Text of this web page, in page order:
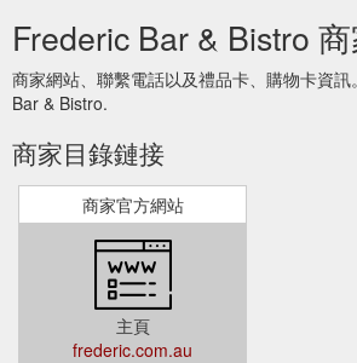
Frederic Bar & Bistro
商家網站、聯繫電話以及禮品卡、購物卡資
Bar & Bistro.
商家目錄鏈接
商家官方網站
主頁
frederic.com.au